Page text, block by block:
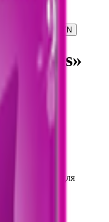
в желе
1.40 BYN
Whiskas для